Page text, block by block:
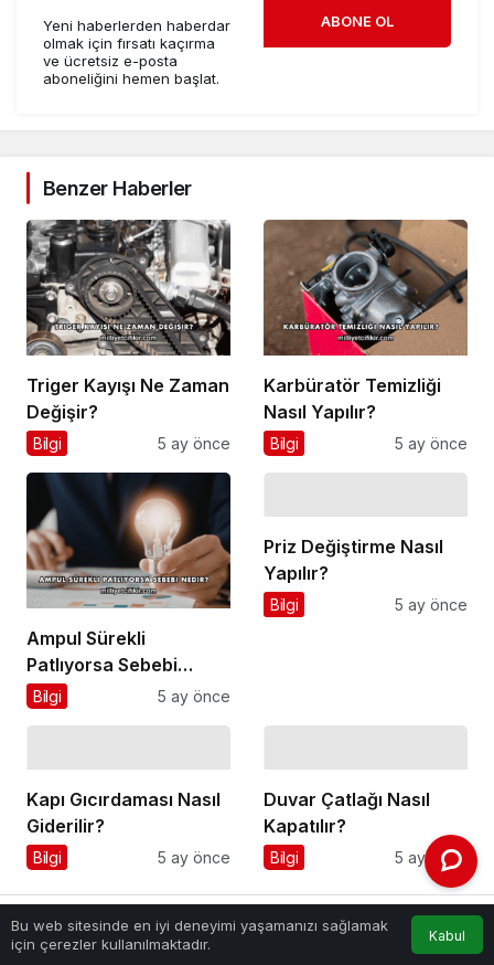
Yeni haberlerden haberdar
olmak için fırsatı kaçırma
ve ücretsiz e-posta
aboneliğini hemen başlat.
ABONE OL
Benzer Haberler
Triger Kayışı Ne Zaman
Değişir?
Bilgi 5 ay önce
Karbüratör Temizliği
Nasıl Yapılır?
Bilgi 5 ay önce
Ampul Sürekli
Patlıyorsa Sebebi
Nedir?
Bilgi 5 ay önce
Priz Değiştirme Nasıl
Yapılır?
Bilgi 5 ay önce
Kapı Gıcırdaması Nasıl
Giderilir?
Bilgi 5 ay önce
Duvar Çatlağı Nasıl
Kapatılır?
Bilgi 5 ay önce
Bu web sitesinde en iyi deneyimi yaşamanızı sağlamak
için çerezler kullanılmaktadır.
Kabul
Anasayfa